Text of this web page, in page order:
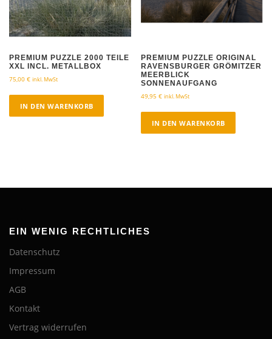
PREMIUM PUZZLE 2000 TEILE
XXL INCL. METALLBOX
75,00 € inkl. MwSt
IN DEN WARENKORB
PREMIUM PUZZLE ORIGINAL
RAVENSBURGER GRÖMITZER
MEERBLICK
SONNENAUFGANG
49,95€ inkl. MwSt
IN DEN WARENKORB
EIN WENIG RECHTLICHES
Datenschutz
Impressum
AGB
Kontakt
Vertrag widerrufen